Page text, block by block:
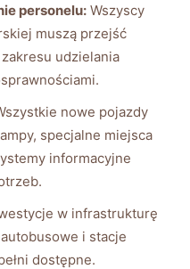
⁢personelu: Wszyscy
muszą​ przejść
udzielania
nowe pojazdy
specjalne ⁤miejsca
informacyjne⁤
⁣w infrastrukturę
i⁢ stacje
dostępne.